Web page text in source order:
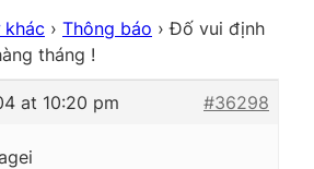
› Thông báo › Đố vui định
tháng !
at 10:20 pm #36298